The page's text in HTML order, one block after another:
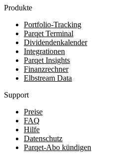
Produkte
Portfolio-Tracking
Parqet Terminal
Dividendenkalender
Integrationen
Parqet Insights
Finanzrechner
Elbstream Data
Support
Preise
FAQ
Hilfe
Datenschutz
Parqet-Abo kündigen